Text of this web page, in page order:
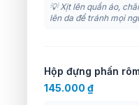
💡 Xịt lên quần áo,
lên da để tránh mọi
Hộp đựng phấn
145.000 ₫